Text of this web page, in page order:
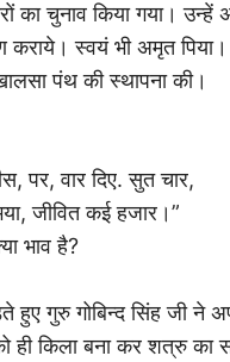
का चुनाव किया गया। उन्हें
कराये। स्वयं भी अमृत
पंथ की स्थापना की।
पर, वार दिए. सुत चार,
जीवित कई हजार।”
भाव है?
हुए गुरु गोबिन्द सिंह जी ने
ही किला बना कर शत्रु का